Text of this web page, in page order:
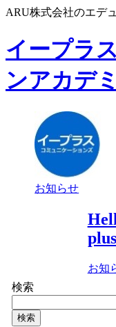
ARU株式会社のエデ
イープラ
ンアカデ
お知らせ
お知
検索
検索